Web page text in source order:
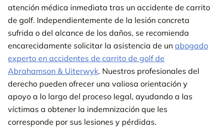
atención médica inmediata tras un accidente de carrito
de golf. Independientemente de la lesión concreta
sufrida o del alcance de los daños, se recomienda
encarecidamente solicitar la asistencia de un abogado
experto en accidentes de carrito de golf de
Abrahamson & Uiterwyk. Nuestros profesionales del
derecho pueden ofrecer una valiosa orientación y
apoyo a lo largo del proceso legal, ayudando a las
víctimas a obtener la indemnización que les
corresponde por sus lesiones y pérdidas.